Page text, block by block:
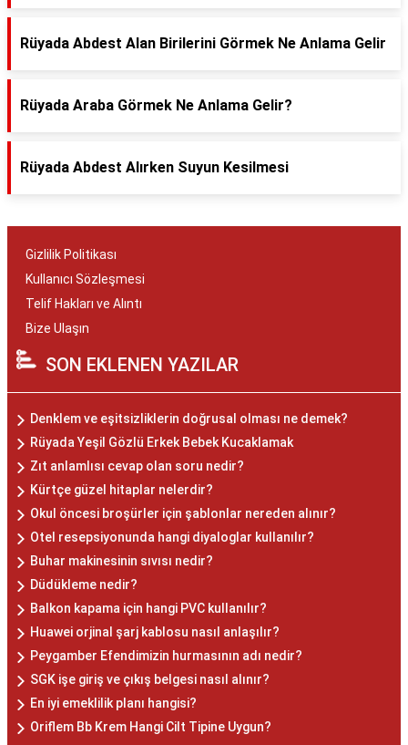
Rüyada Abdest Alan Birilerini Görmek Ne Anlama Gelir
Rüyada Araba Görmek Ne Anlama Gelir?
Rüyada Abdest Alırken Suyun Kesilmesi
Gizlilik Politikası
Kullanıcı Sözleşmesi
Telif Hakları ve Alıntı
Bize Ulaşın
SON EKLENEN YAZILAR
Denklem ve eşitsizliklerin doğrusal olması ne demek?
Rüyada Yeşil Gözlü Erkek Bebek Kucaklamak
Zıt anlamlısı cevap olan soru nedir?
Kürtçe güzel hitaplar nelerdir?
Okul öncesi broşürler için şablonlar nereden alınır?
Otel resepsiyonunda hangi diyaloglar kullanılır?
Buhar makinesinin sıvısı nedir?
Düdükleme nedir?
Balkon kapama için hangi PVC kullanılır?
Huawei orjinal şarj kablosu nasıl anlaşılır?
Peygamber Efendimizin hurmasının adı nedir?
SGK işe giriş ve çıkış belgesi nasıl alınır?
En iyi emeklilik planı hangisi?
Oriflem Bb Krem Hangi Cilt Tipine Uygun?